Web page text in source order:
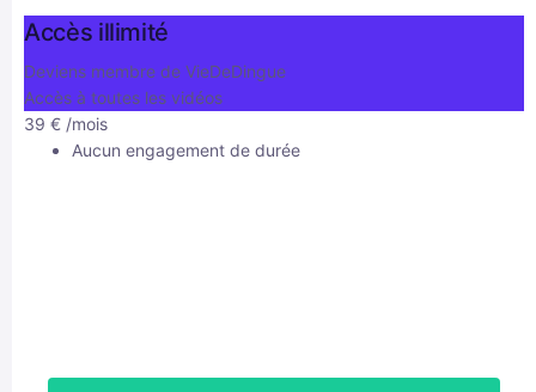
Accès illimité
Deviens membre de VieDeDingue
Accès à toutes les vidéos
39 € /mois
Aucun engagement de durée